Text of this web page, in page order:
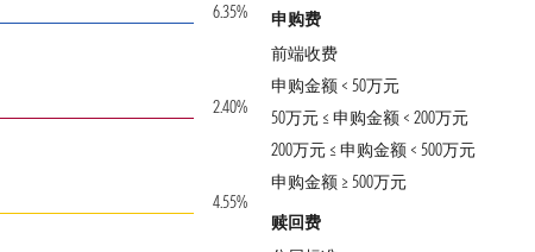
6.35%
2.40%
4.55%
申购费
前端收费
申购金额 < 50万元
50万元 ≤ 申购金额 < 200万元
200万元 ≤ 申购金额 < 500万元
申购金额 ≥ 500万元
赎回费